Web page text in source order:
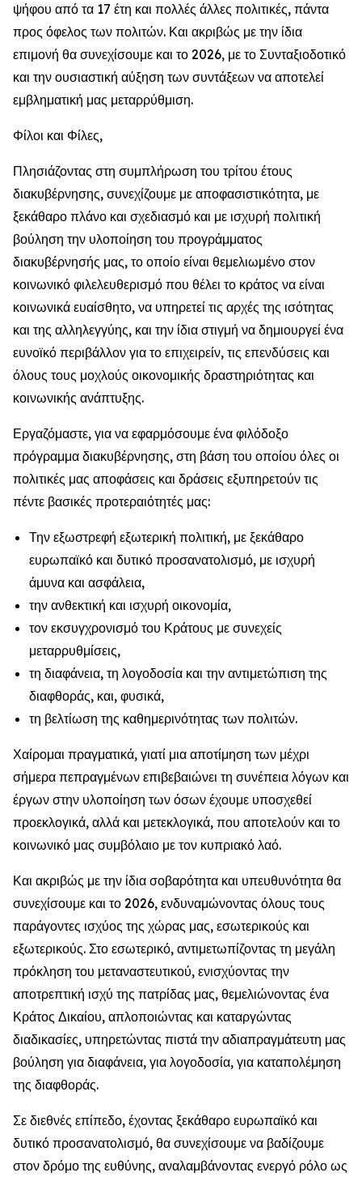
ψήφου από τα 17 έτη και πολλές άλλες πολιτικές, πάντα
προς όφελος των πολιτών. Και ακριβώς με την ίδια
επιμονή θα συνεχίσουμε και το 2026, με το Συνταξιοδοτικό
και την ουσιαστική αύξηση των συντάξεων να αποτελεί
εμβληματική μας μεταρρύθμιση.
Φίλοι και Φίλες,
Πλησιάζοντας στη συμπλήρωση του τρίτου έτους
διακυβέρνησης, συνεχίζουμε με αποφασιστικότητα, με
ξεκάθαρο πλάνο και σχεδιασμό και με ισχυρή πολιτική
βούληση την υλοποίηση του προγράμματος
διακυβέρνησής μας, το οποίο είναι θεμελιωμένο στον
κοινωνικό φιλελευθερισμό που θέλει το κράτος να είναι
κοινωνικά ευαίσθητο, να υπηρετεί τις αρχές της ισότητας
και της αλληλεγγύης, και την ίδια στιγμή να δημιουργεί ένα
ευνοϊκό περιβάλλον για το επιχειρείν, τις επενδύσεις και
όλους τους μοχλούς οικονομικής δραστηριότητας και
κοινωνικής ανάπτυξης.
Εργαζόμαστε, για να εφαρμόσουμε ένα φιλόδοξο
πρόγραμμα διακυβέρνησης, στη βάση του οποίου όλες οι
πολιτικές μας αποφάσεις και δράσεις εξυπηρετούν τις
πέντε βασικές προτεραιότητές μας:
Την εξωστρεφή εξωτερική πολιτική, με ξεκάθαρο
ευρωπαϊκό και δυτικό προσανατολισμό, με ισχυρή
άμυνα και ασφάλεια,
την ανθεκτική και ισχυρή οικονομία,
τον εκσυγχρονισμό του Κράτους με συνεχείς
μεταρρυθμίσεις,
τη διαφάνεια, τη λογοδοσία και την αντιμετώπιση της
διαφθοράς, και, φυσικά,
τη βελτίωση της καθημερινότητας των πολιτών.
Χαίρομαι πραγματικά, γιατί μια αποτίμηση των μέχρι
σήμερα πεπραγμένων επιβεβαιώνει τη συνέπεια λόγων και
έργων στην υλοποίηση των όσων έχουμε υποσχεθεί
προεκλογικά, αλλά και μετεκλογικά, που αποτελούν και το
κοινωνικό μας συμβόλαιο με τον κυπριακό λαό.
Και ακριβώς με την ίδια σοβαρότητα και υπευθυνότητα θα
συνεχίσουμε και το 2026, ενδυναμώνοντας όλους τους
παράγοντες ισχύος της χώρας μας, εσωτερικούς και
εξωτερικούς. Στο εσωτερικό, αντιμετωπίζοντας τη μεγάλη
πρόκληση του μεταναστευτικού, ενισχύοντας την
αποτρεπτική ισχύ της πατρίδας μας, θεμελιώνοντας ένα
Κράτος Δικαίου, απλοποιώντας και καταργώντας
διαδικασίες, υπηρετώντας πιστά την αδιαπραγμάτευτη μας
βούληση για διαφάνεια, για λογοδοσία, για καταπολέμηση
της διαφθοράς.
Σε διεθνές επίπεδο, έχοντας ξεκάθαρο ευρωπαϊκό και
δυτικό προσανατολισμό, θα συνεχίσουμε να βαδίζουμε
στον δρόμο της ευθύνης, αναλαμβάνοντας ενεργό ρόλο ως